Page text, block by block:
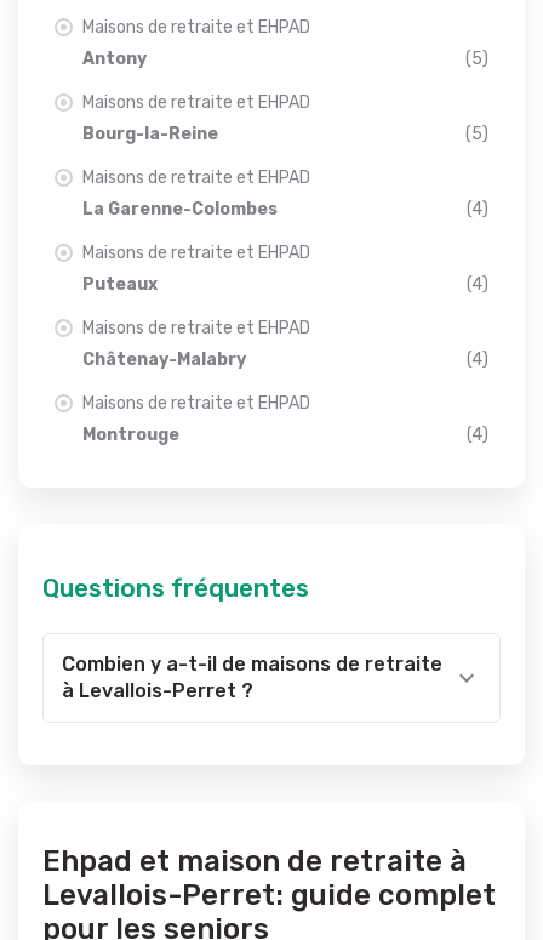
Maisons de retraite et EHPAD
Antony
(5)
Maisons de retraite et EHPAD
Bourg-la-Reine
(5)
Maisons de retraite et EHPAD
La Garenne-Colombes
(4)
Maisons de retraite et EHPAD
Puteaux
(4)
Maisons de retraite et EHPAD
Châtenay-Malabry
(4)
Maisons de retraite et EHPAD
Montrouge
(4)
Questions fréquentes
Combien y a-t-il de maisons de retraite
à Levallois-Perret ?
Ehpad et maison de retraite à
Levallois-Perret: guide complet
pour les seniors